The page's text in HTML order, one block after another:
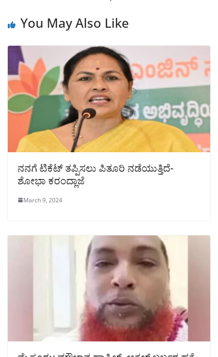
You May Also Like
ನನಗೆ ಟಿಕೆಟ್ ತಪ್ಪಿಸಲು ಪಿತೂರಿ ನಡೆಯುತ್ತಿದೆ-
ಶೋಭಾ ಕರಂದ್ಲಾಜೆ
March 9, 2024